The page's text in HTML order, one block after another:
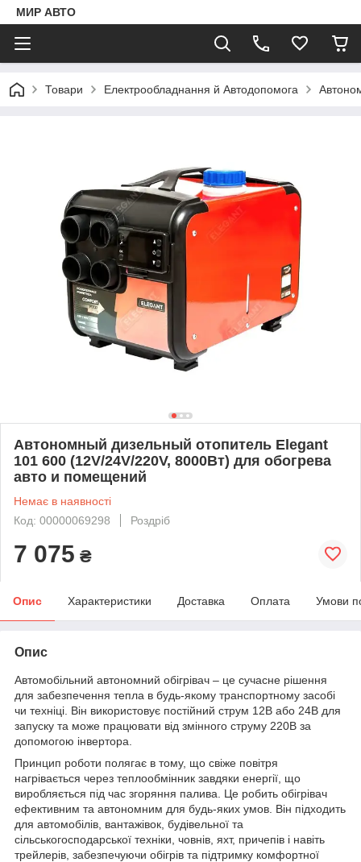
МИР АВТО
Товари Електрообладнання й Автодопомога
Автономный дизельный отопитель Elegant
101 600 (12V/24V/220V, 8000Вт) для обогрева
авто и помещений
Немає в наявності
Код: 00000069298
Роздріб
7 075 ₴
Опис Характеристики Доставка Оплата Умови
Опис
Автомобільний автономний обігрівач – це сучасне рішення
для забезпечення тепла в будь-якому транспортному засобі
чи техніці. Він використовує постійний струм 12В або 24В для
запуску та може працювати від змінного струму 220В за
допомогою інвертора.
Принцип роботи полягає в тому, що свіже повітря
нагрівається через теплообмінник завдяки енергії, що
виробляється під час згоряння палива. Це робить обігрівач
ефективним та автономним для будь-яких умов. Він підходить
для автомобілів, вантажівок, будівельної та
сільськогосподарської техніки, човнів, яхт, причепів і навіть
трейлерів, забезпечуючи обігрів та підтримку комфортної